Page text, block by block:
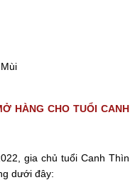
HÀNG CHO TUỔI CANH
gia chủ tuổi Canh Thìn
dưới đây: